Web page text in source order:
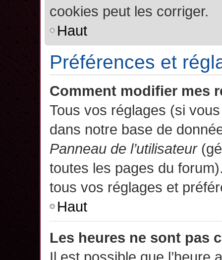
cookies peut les corriger.
Haut
Préférences et
Comment modifier mes
Tous vos réglages (si
dans notre base de
Panneau de l’utilisateur
toutes les pages du
tous vos réglages et
Haut
Les heures ne sont pas